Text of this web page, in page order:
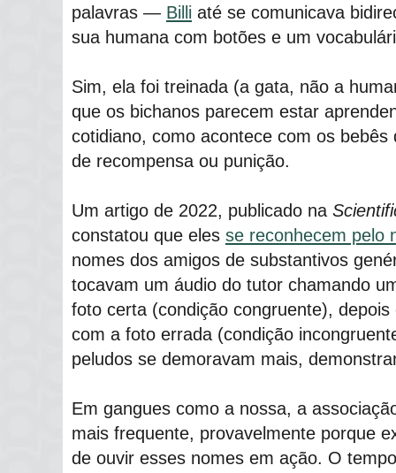
palavras — Billi até se comunicava
sua humana com botões e um
Sim, ela foi treinada (a gata, não a
que os bichanos parecem estar
cotidiano, como acontece com os
de recompensa ou punição.
Um artigo de 2022, publicado na
constatou que eles se reconhecem pelo
nomes dos amigos de substantivos
tocavam um áudio do tutor chamando
foto certa (condição congruente),
com a foto errada (condição
peludos se demoravam mais,
Em gangues como a nossa, a
mais frequente, provavelmente porque
de ouvir esses nomes em ação. O